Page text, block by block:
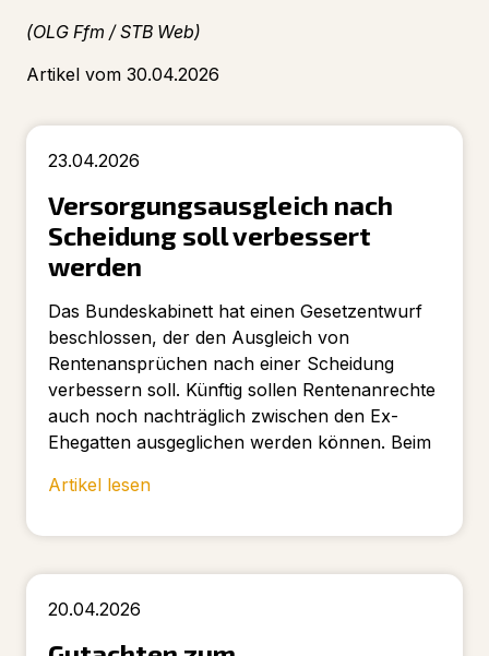
(OLG Ffm / STB Web)
Artikel vom 30.04.2026
23.04.2026
Versorgungsausgleich nach
Scheidung soll verbessert
werden
Das Bundeskabinett hat einen Gesetzentwurf
beschlossen, der den Ausgleich von
Rentenansprüchen nach einer Scheidung
verbessern soll. Künftig sollen Rentenanrechte
auch noch nachträglich zwischen den Ex-
Ehegatten ausgeglichen werden können. Beim
Artikel lesen
20.04.2026